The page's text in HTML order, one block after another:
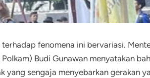
terhadap fenomena ini bervariasi.
Polkam) Budi Gunawan menyatakan
yang sengaja menyebarkan gerakan